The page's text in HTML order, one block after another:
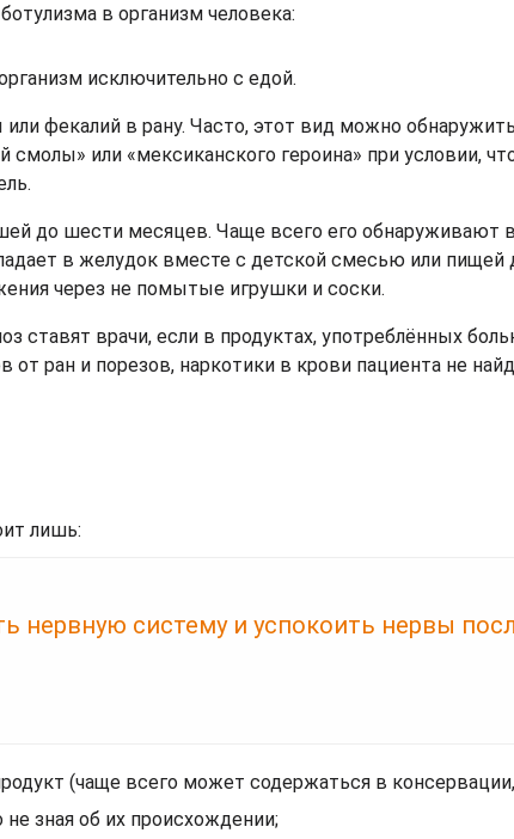
в организм человека:
исключительно с едой.
фекалий в рану. Часто, этот вид можно
смолы» или «мексиканского героина» при условии,
до шести месяцев. Чаще всего его обнаруживают
в желудок вместе с детской смесью или пищей
через не помытые игрушки и соски.
ставят врачи, если в продуктах, употреблённых
от ран и порезов, наркотики в крови пациента не
лишь:
нервную систему и успокоить нервы
(чаще всего может содержаться в консервации,
зная об их происхождении;